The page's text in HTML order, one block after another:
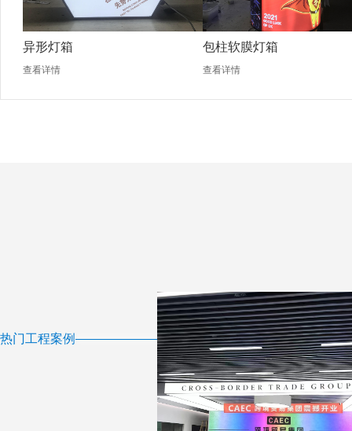
异形灯箱
查看详情
包柱软膜灯箱
查看详情
热门工程案例